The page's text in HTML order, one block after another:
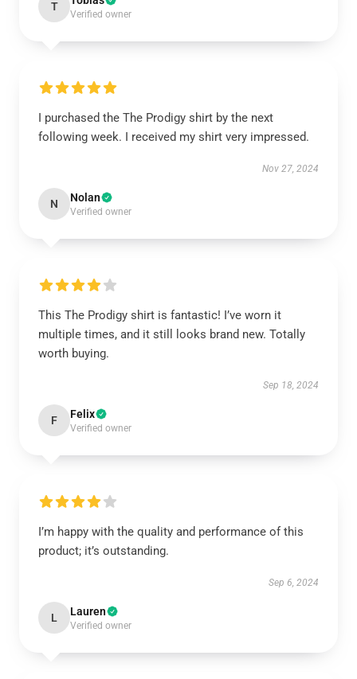
T
Verified owner
I purchased the The Prodigy shirt by the next
following week. I received my shirt very impressed.
Nov 27, 2024
N Nolan
Verified owner
This The Prodigy shirt is fantastic! I’ve worn it
multiple times, and it still looks brand new. Totally
worth buying.
Sep 18, 2024
F Felix
Verified owner
I’m happy with the quality and performance of this
product; it’s outstanding.
Sep 6, 2024
L Lauren
Verified owner